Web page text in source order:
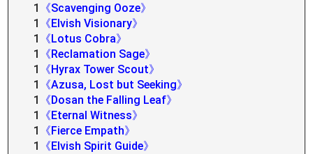
1
《Scavenging Ooze》
1
《Elvish Visionary》
1
《Lotus Cobra》
1
《Reclamation Sage》
1
《Hyrax Tower Scout》
1
《Azusa, Lost but Seeking》
1
《Dosan the Falling Leaf》
1
《Eternal Witness》
1
《Fierce Empath》
1
《Elvish Spirit Guide》